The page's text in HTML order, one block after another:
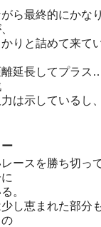
ら最終的にかな
りと詰めて来て
延長してプラス
は示しているし
ースを勝ち切っ
。
し恵まれた部分
の